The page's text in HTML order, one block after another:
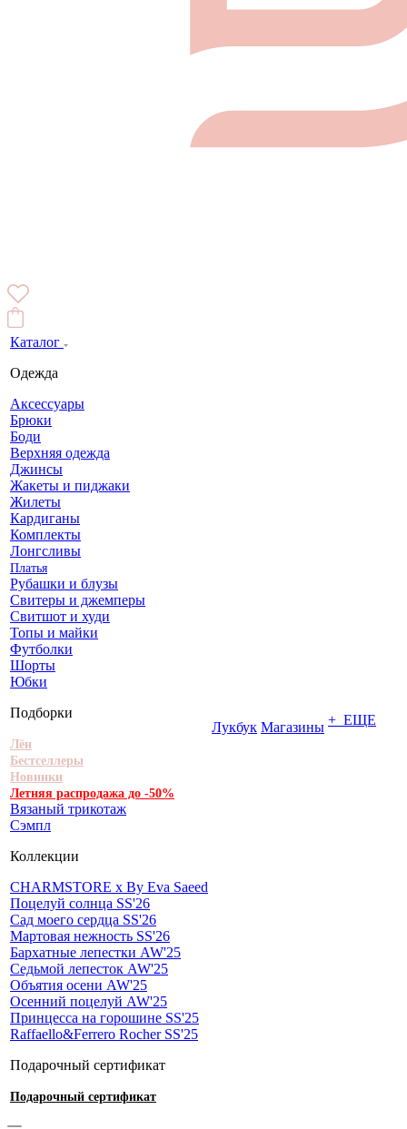
Каталог
Одежда
Аксессуары
Брюки
Боди
Верхняя одежда
Джинсы
Жакеты и пиджаки
Жилеты
Кардиганы
Комплекты
Лонгсливы
Платья
Рубашки и блузы
Свитеры и джемперы
Свитшот и худи
Топы и майки
Футболки
Шорты
Юбки
Подборки
Лён
Бестселлеры
Новинки
Летняя распродажа до -50%
Вязаный трикотаж
Сэмпл
Коллекции
CHARMSTORE х By Eva Saeed
Поцелуй солнца SS'26
Сад моего сердца SS'26
Мартовая нежность SS'26
Бархатные лепестки AW'25
Седьмой лепесток AW'25
Объятия осени AW'25
Осенний поцелуй AW'25
Принцесса на горошине SS'25
Raffaello&Ferrero Rocher SS'25
Подарочный сертификат
Подарочный сертификат
Лукбук Магазины + ЕЩЕ